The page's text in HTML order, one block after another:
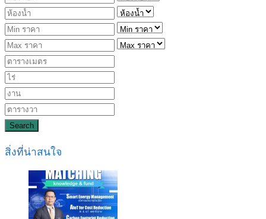
Search
สิ่งที่น่าสนใจ